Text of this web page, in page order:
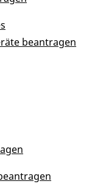
beantragen